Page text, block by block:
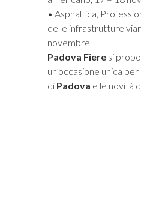
• Asphaltica,
delle infrastrutture
novembre
Padova Fiere si
un’occasione unica
di Padova e le novità